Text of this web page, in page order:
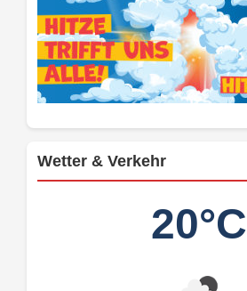
Wetter & Verkehr
20°C